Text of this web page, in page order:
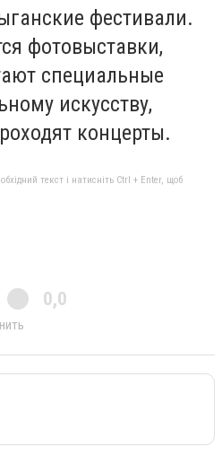
фестивали.
фотовыставки,
специальные
искусству,
концерты.
текст і натисніть Ctrl + Enter, щоб
0,0